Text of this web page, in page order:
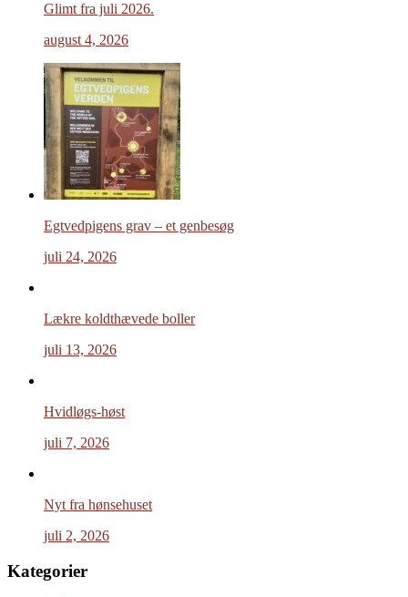
Glimt fra juli 2026.
august 4, 2026
Egtvedpigens grav – et genbesøg
juli 24, 2026
Lækre koldthævede boller
juli 13, 2026
Hvidløgs-høst
juli 7, 2026
Nyt fra hønsehuset
juli 2, 2026
Kategorier